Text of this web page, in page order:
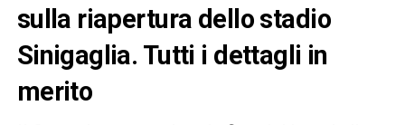
sulla riapertura dello stadio
Sinigaglia. Tutti i dettagli in
merito